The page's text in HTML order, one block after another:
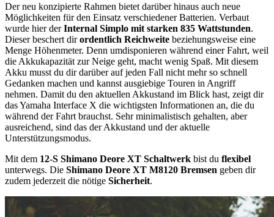
Der neu konzipierte Rahmen bietet darüber hinaus auch neue
Möglichkeiten für den Einsatz verschiedener Batterien. Verbaut
wurde hier derInternal Simplo mit starken 835 Wattstunden.
Dieser beschert dirordentlich Reichweite beziehungsweise eine
Menge Höhenmeter. Denn umdisponieren während einer Fahrt, weil
die Akkukapazität zur Neige geht, macht wenig Spaß. Mit diesem
Akku musst du dir darüber auf jeden Fall nicht mehr so schnell
Gedanken machen und kannst ausgiebige Touren in Angriff
nehmen. Damit du den aktuellen Akkustand im Blick hast, zeigt dir
das Yamaha Interface X die wichtigsten Informationen an, die du
während der Fahrt brauchst. Sehr minimalistisch gehalten, aber
ausreichend, sind das der Akkustand und der aktuelle
Unterstützungsmodus.
Mit dem 12-S Shimano Deore XT Schaltwerk bist du flexibel
unterwegs. Die Shimano Deore XT M8120 Bremsen geben dir
zudem jederzeit die nötige Sicherheit.